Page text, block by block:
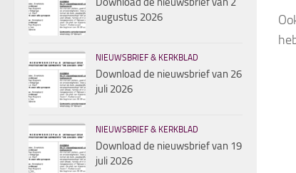
augustus 2026
NIEUWSBRIEF & KERKBLAD
Download de nieuwsbrief van 26
juli 2026
NIEUWSBRIEF & KERKBLAD
Download de nieuwsbrief van 19
juli 2026